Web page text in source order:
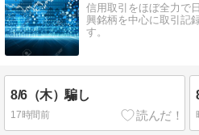
信用取引をほぼ全力で
興銘柄を中心に取引記
す。
8/6（木）騙し
17時間前